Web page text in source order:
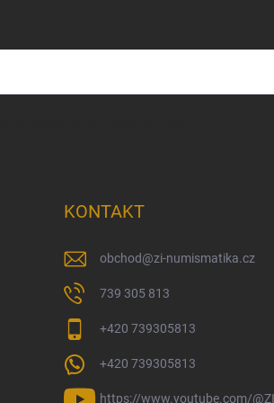
KONTAKT
obchod@zi-numismatika.cz
739 305 813
+420 739305813
+420 739305813
https://www.youtube.com/